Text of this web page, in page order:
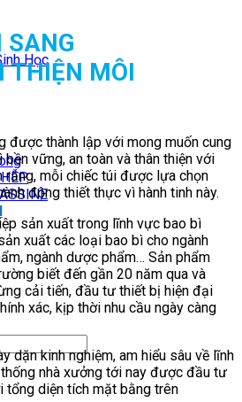
Học
SANG
THIỆN MÔI
được thành lập với mong muốn cung
vững, an toàn và thân thiện với
rằng, mỗi chiếc túi được lựa chọn
động thiết thực vì hành tinh này.
sản xuất trong lĩnh vực bao bì
xuất các loại bao bì cho ngành
ngành dược phẩm… Sản phẩm
biết đến gần 20 năm qua và
cải tiến, đầu tư thiết bị hiện đại
xác, kịp thời nhu cầu ngày càng
dặn kinh nghiệm, am hiểu sâu về lĩnh
nhà xưởng tới nay được đầu tư
tổng diện tích mặt bằng trên